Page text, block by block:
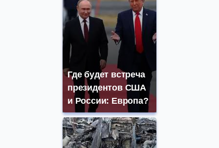
Где будет встреча
президентов США
и России: Европа?